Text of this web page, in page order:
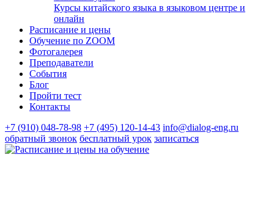
Курсы китайского языка в языковом центре и
онлайн
Расписание и цены
Обучение по ZOOM
Фотогалерея
Преподаватели
События
Блог
Пройти тест
Контакты
+7 (910) 048-78-98 +7 (495) 120-14-43 info@dialog-eng.ru
обратный звонок бесплатный урок записаться